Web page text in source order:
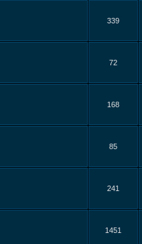
339
72
168
85
241
1451